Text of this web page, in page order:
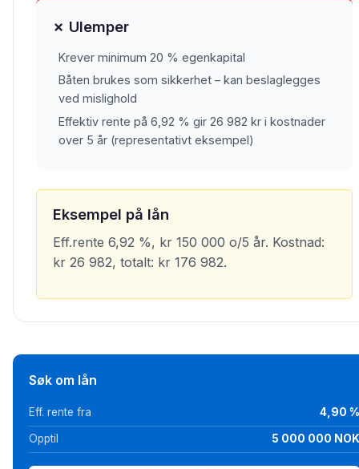
✗ Ulemper
Krever minimum 20 % egenkapital
Båten brukes som sikkerhet – kan beslaglegges
ved mislighold
Effektiv rente på 6,92 % gir 26 982 kr i kostnader
over 5 år (representativt eksempel)
Eksempel på lån
Eff.rente 6,92 %, kr 150 000 o/5 år. Kostnad:
kr 26 982, totalt: kr 176 982.
Søk om lån
Eff. rente fra 4,90 %
Opptil 5 000 000 NOK